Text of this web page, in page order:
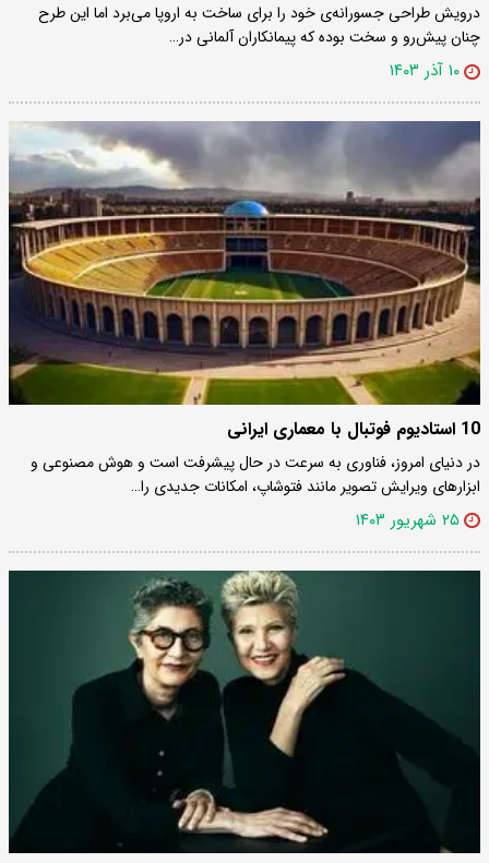
درویش طراحی جسورانه‌ی خود را برای ساخت به اروپا می‌برد اما این طرح
چنان پیش‌رو و سخت بوده که پیمانکاران آلمانی در…
۱۰ آذر ۱۴۰۳
10 استادیوم فوتبال با معماری ایرانی
در دنیای امروز، فناوری به سرعت در حال پیشرفت است و هوش مصنوعی و
ابزارهای ویرایش تصویر مانند فتوشاپ، امکانات جدیدی را…
۲۵ شهریور ۱۴۰۳